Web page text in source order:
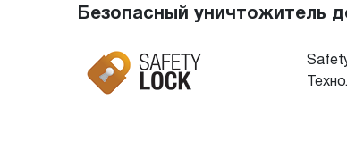
Безопасный уничтожитель